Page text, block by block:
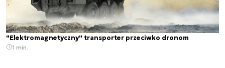
"Elektromagnetyczny" transporter przeciwko dronom
1 min.